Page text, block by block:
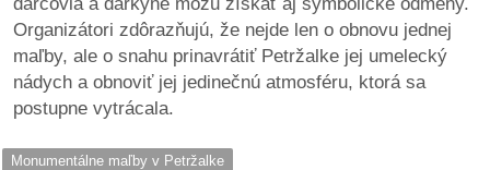
knihy
výstavy
o
Organizátori zdôrazňujú, že nejde len o obnovu jednej
maľby, ale o snahu prinavrátiť Petržalke jej umelecký
nádych a obnoviť jej jedinečnú atmosféru, ktorá sa
postupne vytrácala.
Monumentálne maľby v Petržalke